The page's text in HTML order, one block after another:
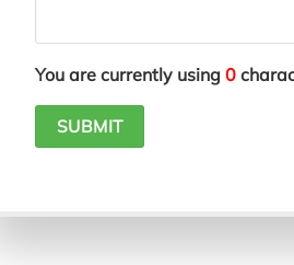
You are currently using0